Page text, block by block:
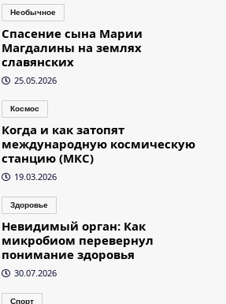
Необычное
Спасение сына Марии
Магдалины на землях
славянских
25.05.2026
Космос
Когда и как затопят
международную космическую
станцию (МКС)
19.03.2026
Здоровье
Невидимый орган: Как
микробиом перевернул
понимание здоровья
30.07.2026
Спорт